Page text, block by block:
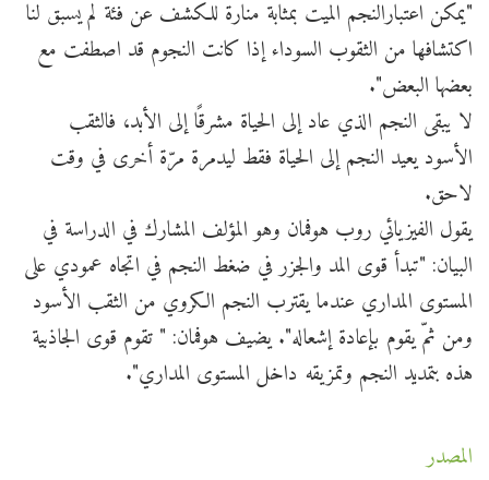
"يمكن اعتبارالنجم الميت بمثابة منارة للكشف عن فئة لم يسبق لنا
اكتشافها من الثقوب السوداء إذا كانت النجوم قد اصطفت مع
بعضها البعض".
لا يبقى النجم الذي عاد إلى الحياة مشرقًا إلى الأبد، فالثقب
الأسود يعيد النجم إلى الحياة فقط ليدمرة مرّة أخرى في وقت
لاحق.
يقول الفيزيائي روب هوفمان وهو المؤلف المشارك في الدراسة في
البيان: "تبدأ قوى المد والجزر في ضغط النجم في اتجاه عمودي على
المستوى المداري عندما يقترب النجم الكروي من الثقب الأسود
ومن ثمّ يقوم بإعادة إشعاله". يضيف هوفمان: " تقوم قوى الجاذبية
هذه بتمديد النجم وتمزيقه داخل المستوى المداري".
المصدر